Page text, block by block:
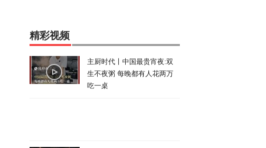
精彩视频
主厨时代丨中国最贵宵夜:双
生不夜粥 每晚都有人花两万
吃一桌